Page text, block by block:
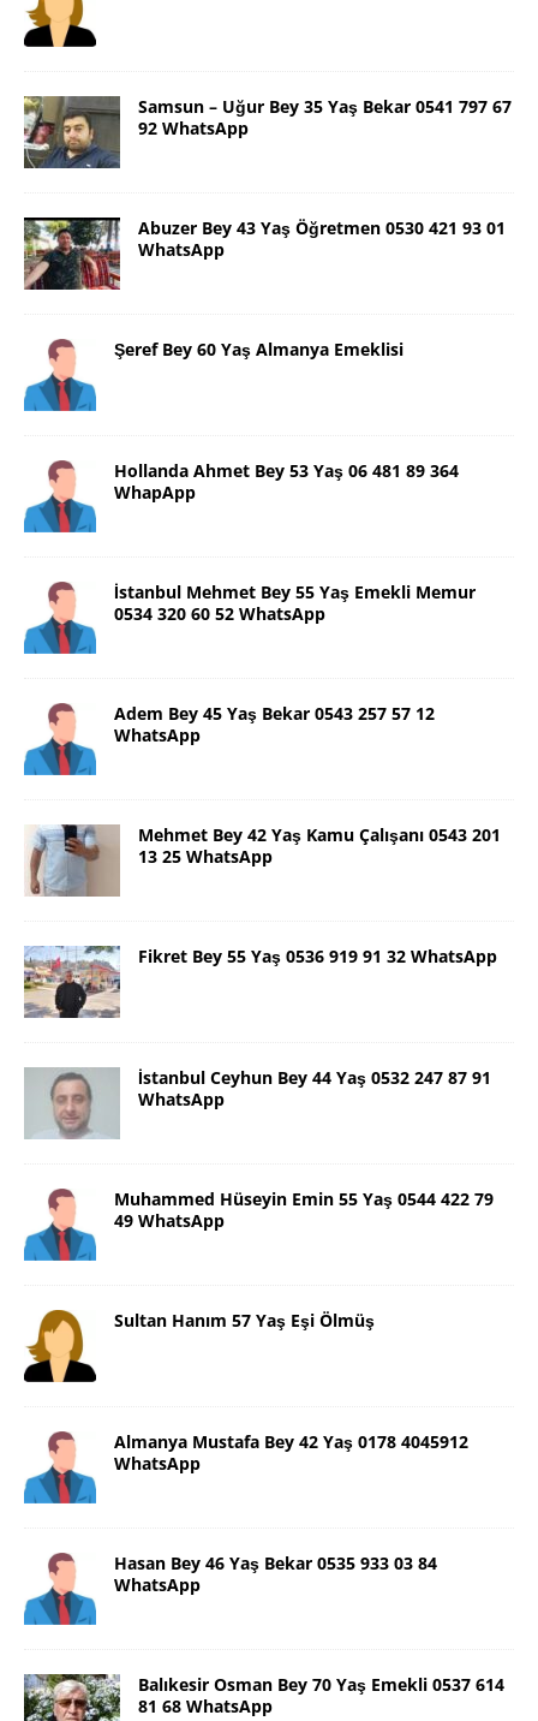
Samsun – Uğur Bey 35 Yaş Bekar 0541 797 67
92 WhatsApp
Abuzer Bey 43 Yaş Öğretmen 0530 421 93 01
WhatsApp
Şeref Bey 60 Yaş Almanya Emeklisi
Hollanda Ahmet Bey 53 Yaş 06 481 89 364
WhapApp
İstanbul Mehmet Bey 55 Yaş Emekli Memur
0534 320 60 52 WhatsApp
Adem Bey 45 Yaş Bekar 0543 257 57 12
WhatsApp
Mehmet Bey 42 Yaş Kamu Çalışanı 0543 201
13 25 WhatsApp
Fikret Bey 55 Yaş 0536 919 91 32 WhatsApp
İstanbul Ceyhun Bey 44 Yaş 0532 247 87 91
WhatsApp
Muhammed Hüseyin Emin 55 Yaş 0544 422 79
49 WhatsApp
Sultan Hanım 57 Yaş Eşi Ölmüş
Almanya Mustafa Bey 42 Yaş 0178 4045912
WhatsApp
Hasan Bey 46 Yaş Bekar 0535 933 03 84
WhatsApp
Balıkesir Osman Bey 70 Yaş Emekli 0537 614
81 68 WhatsApp